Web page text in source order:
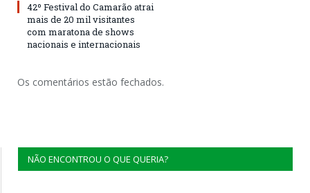
42º Festival do Camarão atrai
mais de 20 mil visitantes
com maratona de shows
nacionais e internacionais
Os comentários estão fechados.
NÃO ENCONTROU O QUE QUERIA?